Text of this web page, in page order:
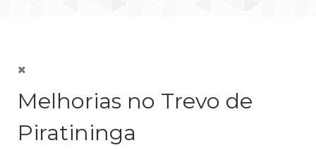
Melhorias no Trevo de
Piratininga